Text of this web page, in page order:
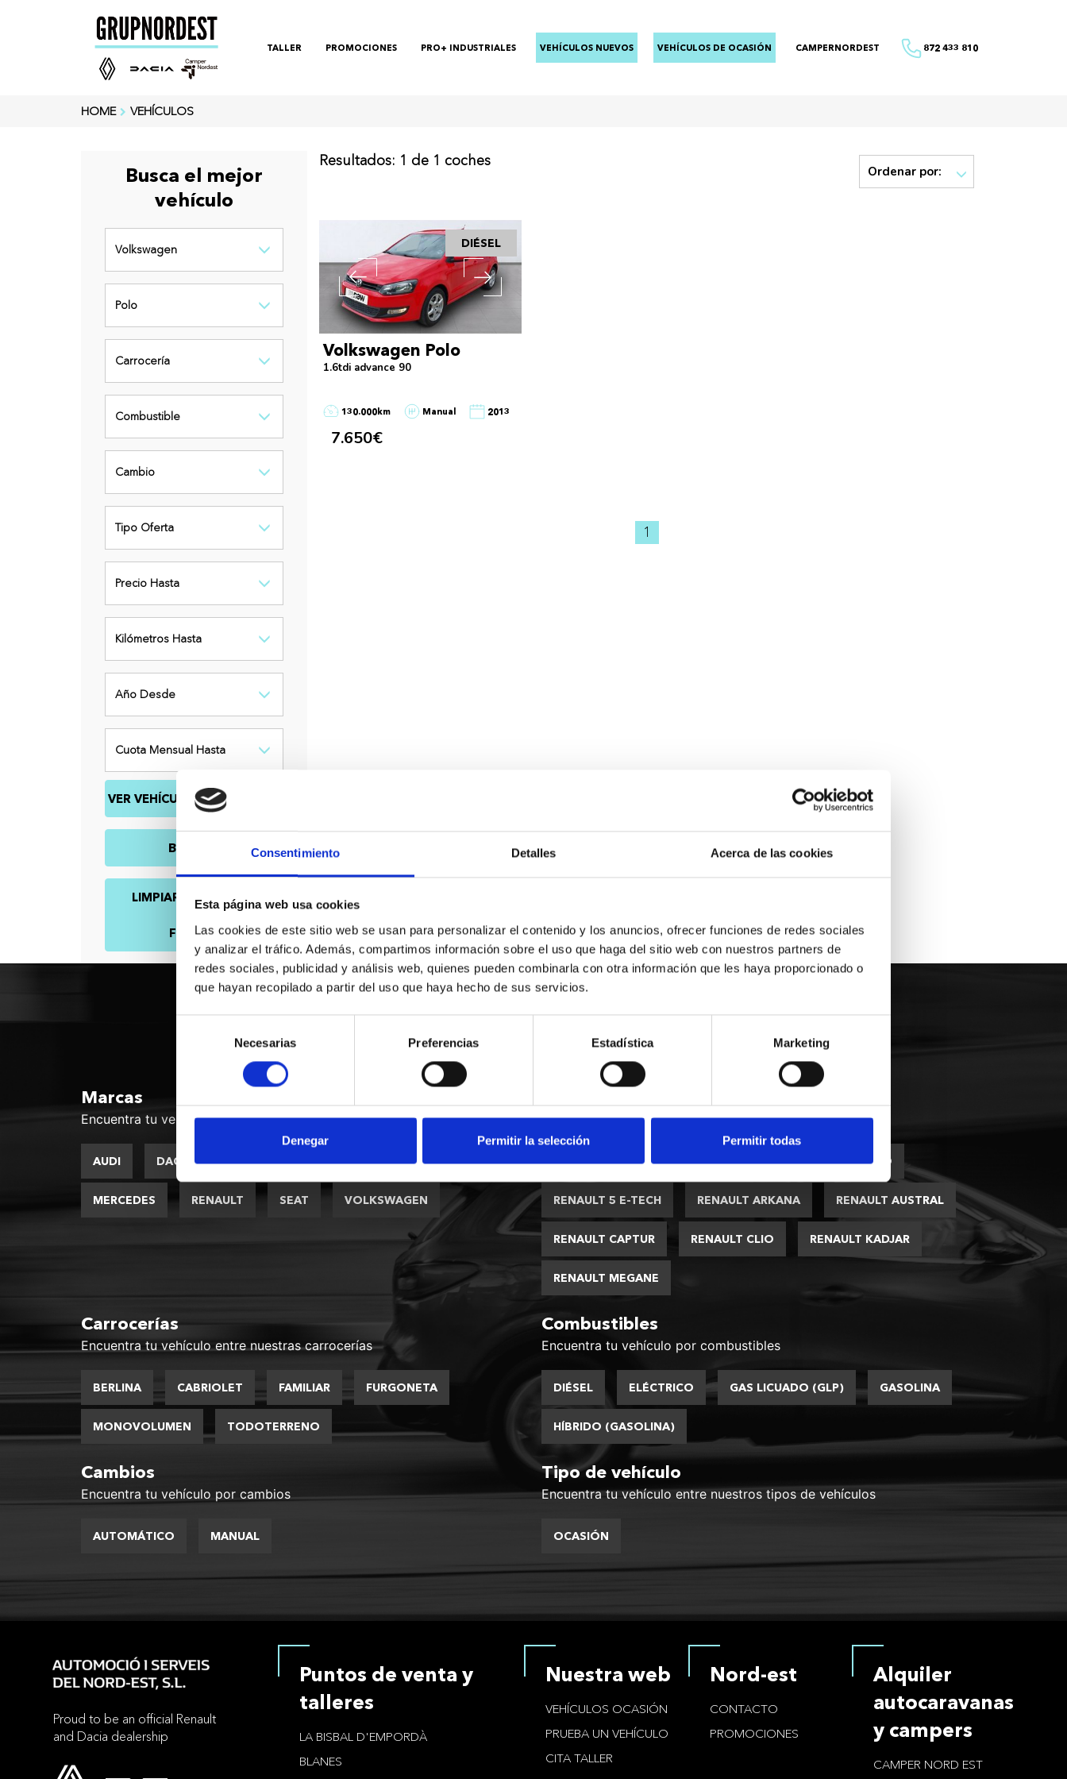
Consentimiento Detalles Acerca de las cookies
Esta página web usa cookies
Las cookies de este sitio web se usan para personalizar el contenido y los anuncios, ofrecer funciones de redes sociales
y analizar el tráfico. Además, compartimos información sobre el uso que haga del sitio web con nuestros partners de
redes sociales, publicidad y análisis web, quienes pueden combinarla con otra información que les haya proporcionado o
que hayan recopilado a partir del uso que haya hecho de sus servicios.
consentimiento
Necesarias Preferencias Estadística Marketing
Denegar Permitir la selección Permitir todas
TALLER PROMOCIONES PRO+ INDUSTRIALES VEHÍCULOS NUEVOS VEHÍCULOS DE OCASIÓN CAMPERNORDEST 872 433 810
HOME VEHÍCULOS
Busca el mejor
vehículo
Volkswagen
Polo
Carrocería
Combustible
Cambio
Tipo Oferta
Precio Hasta
Kilómetros Hasta
Año Desde
Cuota Mensual Hasta
VER VEHÍCULOS DE OCASIÓN
BUSCAR
LIMPIAR TODOS LOS
FILTROS
Resultados: 1 de 1 coches
Ordenar por:
DIÉSEL
Volkswagen Polo
1.6tdi advance 90
130.000km Manual 2013
7.650€
1
Búsqueda rápida
Marcas
Encuentra tu vehículo entre nuestras marcas
AUDI DACIA FORD HYUNDAI KIA MAZDA
MERCEDES RENAULT SEAT VOLKSWAGEN
Encuentra tu vehículo entre nuestros modelos
DACIA DUSTER DACIA JOGGER DACIA SANDERO
RENAULT 5 E-TECH RENAULT ARKANA RENAULT AUSTRAL
RENAULT CAPTUR RENAULT CLIO RENAULT KADJAR
RENAULT MEGANE
Carrocerías
Encuentra tu vehículo entre nuestras carrocerías
BERLINA CABRIOLET FAMILIAR FURGONETA
MONOVOLUMEN TODOTERRENO
Combustibles
Encuentra tu vehículo por combustibles
DIÉSEL ELÉCTRICO GAS LICUADO (GLP) GASOLINA
HÍBRIDO (GASOLINA)
Cambios
Encuentra tu vehículo por cambios
AUTOMÁTICO MANUAL
Tipo de vehículo
Encuentra tu vehículo entre nuestros tipos de vehículos
OCASIÓN
Proud to be an official Renault
and Dacia dealership
Puntos de venta y
talleres
LA BISBAL D'EMPORDÀ
BLANES
Nuestra web
VEHÍCULOS OCASIÓN
PRUEBA UN VEHÍCULO
CITA TALLER
Nord-est
CONTACTO
PROMOCIONES
Alquiler
autocaravanas
y campers
CAMPER NORD EST